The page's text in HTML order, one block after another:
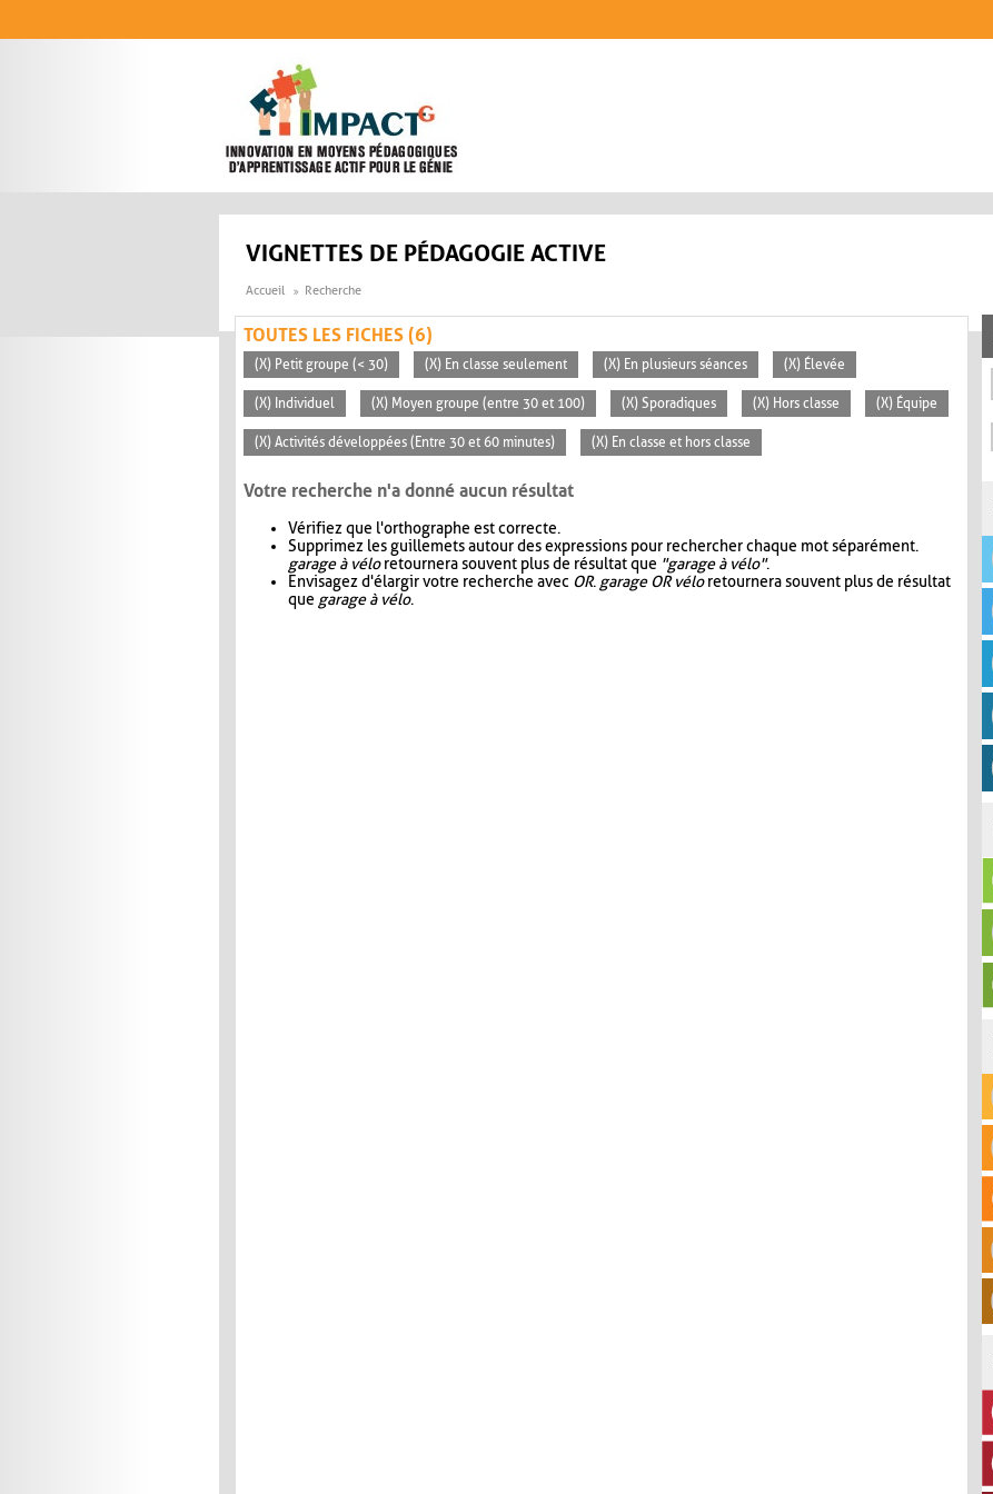
VIGNETTES DE PÉDAGOGIE ACTIVE
Accueil Recherche
TOUTES LES FICHES (6)
(X) Petit groupe (< 30) (X) En classe seulement (X) En plusieurs séances (X) Élevée
(X) Individuel (X) Moyen groupe (entre 30 et 100) (X) Sporadiques (X) Hors classe (X) Équipe
(X) Activités développées (Entre 30 et 60 minutes) (X) En classe et hors classe
Votre recherche n'a donné aucun résultat
Vérifiez que l'orthographe est correcte.
Supprimez les guillemets autour des expressions pour rechercher chaque mot séparément.
garage à véloretournera souvent plus de résultat que "garage à vélo".
Envisagez d'élargir votre recherche avec OR. garage OR véloretournera souvent plus de résultat
que garage à vélo.